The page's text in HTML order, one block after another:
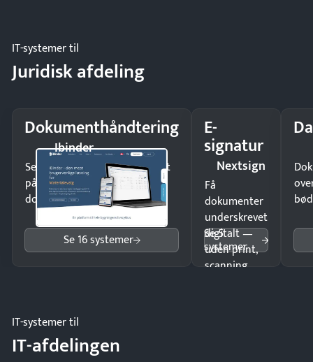
IT-systemer til
Juridisk afdeling
Dokumenthåndtering
Ibinder
Send kontrakter til underskrift
på minutter og mist ingen
dokumenter.
Se 16 systemer
E-
signatur
Nextsign
Få
dokumenter
underskrevet
digitalt —
uden print,
scanning
Se 5
systemer
IT-systemer til
IT-afdelingen